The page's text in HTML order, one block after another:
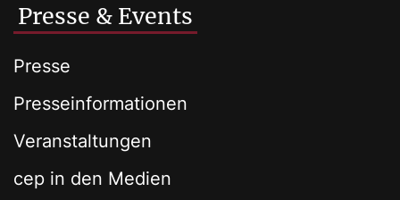
Presse & Events
Presse
Presseinformationen
Veranstaltungen
cep in den Medien